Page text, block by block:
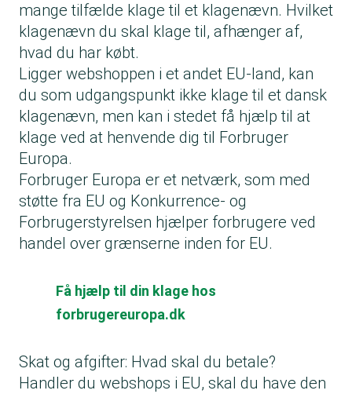
mange tilfælde klage til et klagenævn. Hvilket
klagenævn du skal klage til, afhænger af,
hvad du har købt.
Ligger webshoppen i et andet EU-land, kan
du som udgangspunkt ikke klage til et dansk
klagenævn, men kan i stedet få hjælp til at
klage ved at henvende dig til Forbruger
Europa.
Forbruger Europa er et netværk, som med
støtte fra EU og Konkurrence- og
Forbrugerstyrelsen hjælper forbrugere ved
handel over grænserne inden for EU.
Få hjælp til din klage hos
forbrugereuropa.dk
Skat og afgifter: Hvad skal du betale?
Handler du webshops i EU, skal du have den